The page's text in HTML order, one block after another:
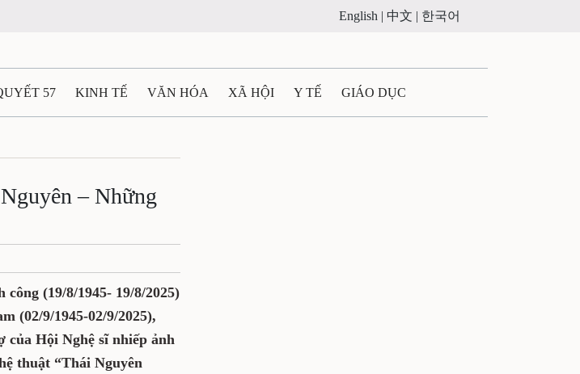
English | 中文 | 한국어
57 KINH TẾ VĂN HÓA XÃ HỘI Y TẾ GIÁO DỤC
THỂ THAO THÔNG TIN - QUẢNG CÁO
– Những
(19/8/1945- 19/8/2025)
(02/9/1945-02/9/2025),
Hội Nghệ sĩ nhiếp ảnh
thuật “Thái Nguyên